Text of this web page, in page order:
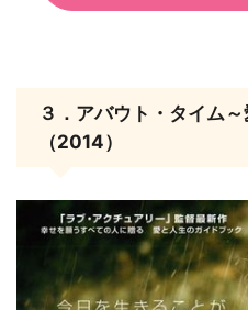
３．アバウト・タイム
（2014）